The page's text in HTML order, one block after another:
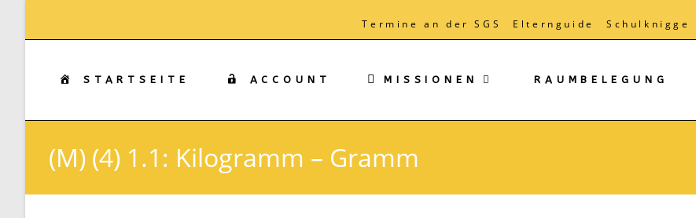
Termine an der SGS Elternguide Schulknigge
STARTSEITE ACCOUNT MISSIONEN RAUMBELEGUNG
(M) (4) 1.1: Kilogramm – Gramm